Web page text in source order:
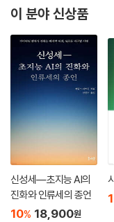
법정의 과학/기술
확장된 모형: 사회 법정의
안보 프레임과 논쟁 억제
논쟁의 주변화: ‘괴담’, ‘음
과학자와 공론장: 논쟁 속
과학 활동과 담론적 공론장
사회 논쟁 속의 과학 활동
시나리오 중심적 논쟁의
과학과 사회 논쟁들 비교
논쟁 해소를 위한 접근:
과학적 사실과 증거허용
민주주의와 공론장의 조건
대형 사건ㆍ사고 조사활동
해소하는 데 충분한 역할
어난 군함 침몰 사건’은
그것은 어떠한 것인가?
해소하는 데 기여할 수
과 민주주의의 관계라는
는가?
이 책의 3~6장에서는 천
흡착물질, 지진파와 공중
서 될수록 자세하게 다루
될 만한 주제로서, 컴퓨터
적 증거의 지위와 자격에
문제, 지진파의 증거 사용
과거 사건을 재구성하는
이 분야 신상품
신성세―초지능 AI의
진화와 인류세의 종언
10% 18,900원